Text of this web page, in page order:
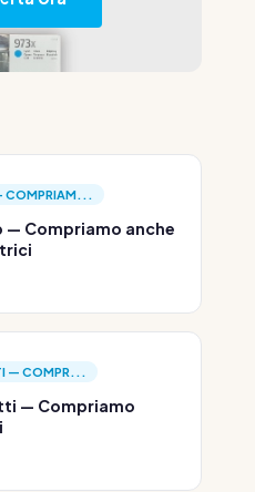
COMPRIAM...
— Compriamo anche
— COMPR...
— Compriamo